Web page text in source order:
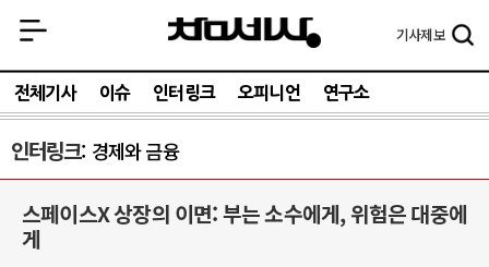
기사제보
전체기사 이슈 인터링크 오피니언 연구소
인터링크 경제와 금융
스페이스X 상장의 이면: 부는 소수에게, 위험은 대중에
게